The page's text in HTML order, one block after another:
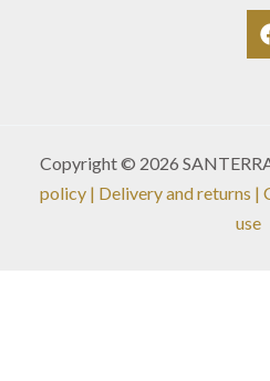
Copyright © 2026
policy | Delivery and returns |
use